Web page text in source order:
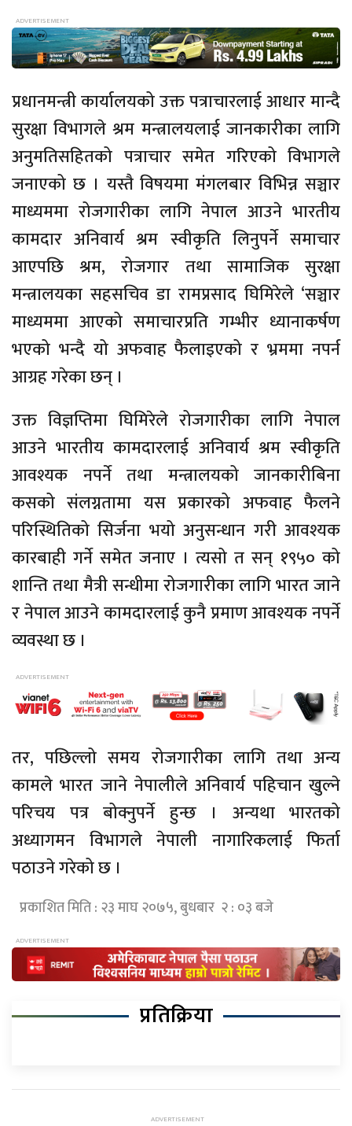
प्रधानमन्त्री कार्यालयको उक्त पत्राचारलाई आधार मान्दै
सुरक्षा विभागले श्रम मन्त्रालयलाई जानकारीका लागि
अनुमतिसहितको पत्राचार समेत गरिएको विभागले
जनाएको छ । यस्तै विषयमा मंगलबार विभिन्न सञ्चार
माध्यममा रोजगारीका लागि नेपाल आउने भारतीय
कामदार अनिवार्य श्रम स्वीकृति लिनुपर्ने समाचार
आएपछि श्रम, रोजगार तथा सामाजिक सुरक्षा
मन्त्रालयका सहसचिव डा रामप्रसाद घिमिरेले ‘सञ्चार
माध्यममा आएको समाचारप्रति गम्भीर ध्यानाकर्षण
भएको भन्दै यो अफवाह फैलाइएको र भ्रममा नपर्न
आग्रह गरेका छन् ।
उक्त विज्ञप्तिमा घिमिरेले रोजगारीका लागि नेपाल
आउने भारतीय कामदारलाई अनिवार्य श्रम स्वीकृति
आवश्यक नपर्ने तथा मन्त्रालयको जानकारीबिना
कसको संलग्नतामा यस प्रकारको अफवाह फैलने
परिस्थितिको सिर्जना भयो अनुसन्धान गरी आवश्यक
कारबाही गर्ने समेत जनाए । त्यसो त सन् १९५० को
शान्ति तथा मैत्री सन्धीमा रोजगारीका लागि भारत जाने
र नेपाल आउने कामदारलाई कुनै प्रमाण आवश्यक नपर्ने
व्यवस्था छ ।
तर, पछिल्लो समय रोजगारीका लागि तथा अन्य
कामले भारत जाने नेपालीले अनिवार्य पहिचान खुल्ने
परिचय पत्र बोक्नुपर्ने हुन्छ । अन्यथा भारतको
अध्यागमन विभागले नेपाली नागारिकलाई फिर्ता
पठाउने गरेको छ ।
प्रकाशित मिति : २३ माघ २०७५, बुधबार २ : ०३ बजे
प्रतिक्रिया